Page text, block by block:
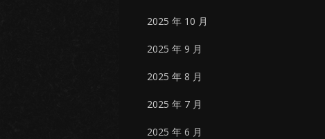
2025 年 10 月
2025 年 9 月
2025 年 8 月
2025 年 7 月
2025 年 6 月